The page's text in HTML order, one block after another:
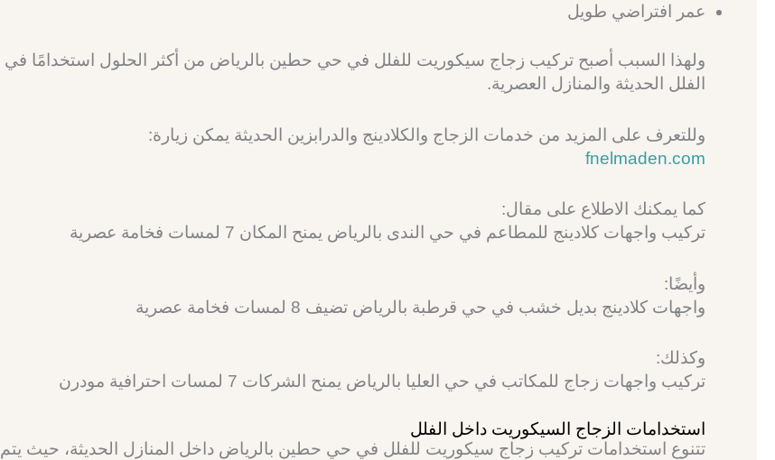
عمر افتراضي طويل
ولهذا السبب أصبح تركيب زجاج سيكوريت للفلل في حي حطين بالرياض من أكثر الحلول استخدامًا في
الفلل الحديثة والمنازل العصرية.
وللتعرف على المزيد من خدمات الزجاج والكلادينج والدرابزين الحديثة يمكن زيارة:
fnelmaden.com
كما يمكنك الاطلاع على مقال:
تركيب واجهات كلادينج للمطاعم في حي الندى بالرياض يمنح المكان 7 لمسات فخامة عصرية
وأيضًا:
واجهات كلادينج بديل خشب في حي قرطبة بالرياض تضيف 8 لمسات فخامة عصرية
وكذلك:
تركيب واجهات زجاج للمكاتب في حي العليا بالرياض يمنح الشركات 7 لمسات احترافية مودرن
استخدامات الزجاج السيكوريت داخل الفلل
تتنوع استخدامات تركيب زجاج سيكوريت للفلل في حي حطين بالرياض داخل المنازل الحديثة، حيث يتم